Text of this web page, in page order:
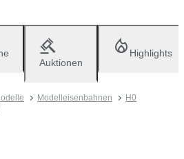
Auktionen
Highlights
Modelleisenbahnen
H0